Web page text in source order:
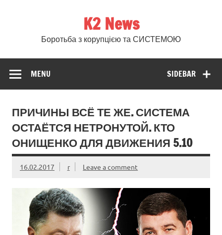
K2 News
Боротьба з корупцією та СИСТЕМОЮ
SIDEBAR
MENU
ПРИЧИНЫ ВСЁ ТЕ ЖЕ. СИСТЕМА
ОСТАЁТСЯ НЕТРОНУТОЙ. КТО
ОНИЩЕНКО ДЛЯ ДВИЖЕНИЯ 5.10
16.02.2017 r Leave a comment